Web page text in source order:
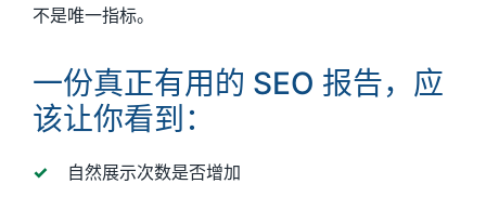
不是唯一指标。
一份真正有用的 SEO 报告，应
该让你看到：
自然展示次数是否增加